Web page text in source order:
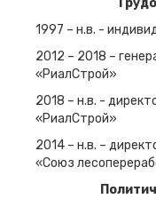
1997 – н.в. -
2012 – 2018 –
«РиалСтрой»
2018 – н.в. -
«РиалСтрой»
2014 – н.в. –
«Союз